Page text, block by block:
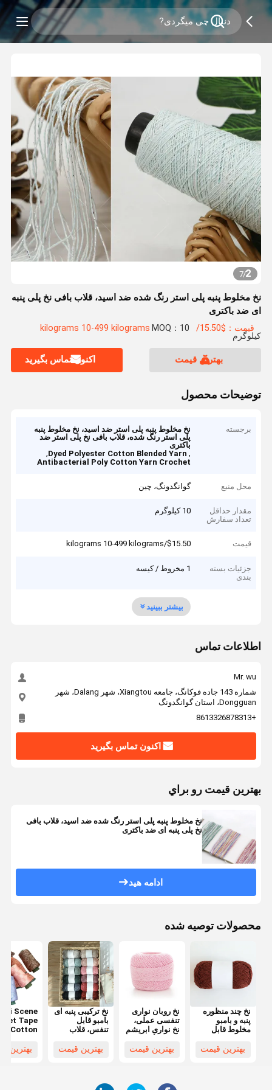
2
/
7
نخ مخلوط پنبه پلی استر رنگ شده ضد اسید، قلاب بافی نخ پلی پنبه
ای ضد باکتری
قیمت：$15.50/kilograms 10-499 kilograms MOQ：10
کیلوگرم
بهترین قیمت اکنون تماس بگیرید
توضیحات محصول
برجسته
نخ مخلوط پنبه پلی استر ضد اسید، نخ مخلوط پنبه
پلی استر رنگ شده، قلاب بافی نخ پلی استر ضد
باکتری
,
Dyed Polyester Cotton Blended Yarn
,
Antibacterial Poly Cotton Yarn Crochet
محل منبع گوانگدونگ، چین
مقدار حداقل
تعداد سفارش
10 کیلوگرم
قیمت $15.50/kilograms 10-499 kilograms
جزئیات بسته
بندی
1 مخروط / کیسه
بیشتر ببینید
اطلاعات تماس
Mr. wu
شماره 143 جاده فوکانگ، جامعه Xiangtou، شهر Dalang، شهر
Dongguan، استان گوانگدونگ
+8613326878313
اکنون تماس بگیرید
بهترين قيمت رو براي
نخ مخلوط پنبه پلی استر رنگ شده ضد اسید، قلاب بافی
نخ پلی پنبه ای ضد باکتری
ادامه هید
محصولات توصیه شده
نخ چند منظوره
پنبه و بامبو
مخلوط قابل
وزن
بهترین قیمت
نخ روبان نواری
تنفسی عملی،
نخ نواری ابریشم
بهترین قیمت
نخ ترکیبی پنبه ای
بامبو قابل
تنفس، قلاب
سبک
بهترین قیمت
Scene
Tape
Cotton
For
Hat
بهترین